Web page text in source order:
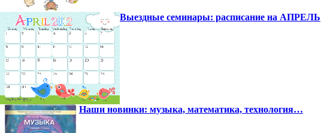
Выездные семинары: расписание на АПРЕЛЬ
Наши новинки: музыка, математика, технология…